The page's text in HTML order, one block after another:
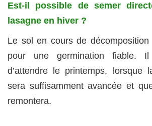
Est-il possible de semer
lasagne en hiver ?
Le sol en cours de décomposition
pour une germination fiable.
d’attendre le printemps, lorsque
sera suffisamment avancée et
remontera.